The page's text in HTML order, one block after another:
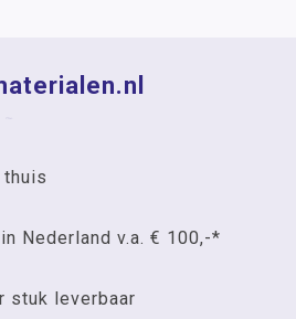
Nederland v.a. € 100,-*
stuk leverbaar